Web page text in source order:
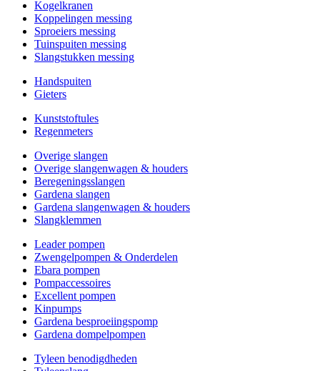
Kogelkranen
Koppelingen messing
Sproeiers messing
Tuinspuiten messing
Slangstukken messing
Handspuiten
Gieters
Kunststoftules
Regenmeters
Overige slangen
Overige slangenwagen & houders
Beregeningsslangen
Gardena slangen
Gardena slangenwagen & houders
Slangklemmen
Leader pompen
Zwengelpompen & Onderdelen
Ebara pompen
Pompaccessoires
Excellent pompen
Kinpumps
Gardena besproeiingspomp
Gardena dompelpompen
Tyleen benodigdheden